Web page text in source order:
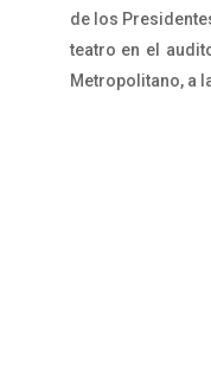
de los
teatro en el
Metropolitano, a